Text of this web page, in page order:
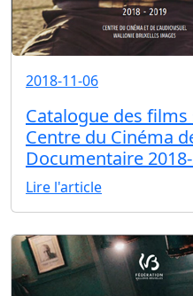
2018-11-06
Catalogue des
Centre du Cinéma
Documentaire
Lire l'article